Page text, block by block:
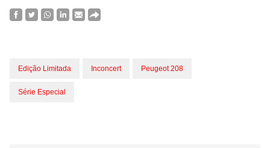
Edição Limitada Inconcert Peugeot 208
Série Especial